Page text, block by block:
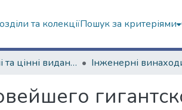
та колекціїПошук за критеріями
9. Рідкісні та цінні видання